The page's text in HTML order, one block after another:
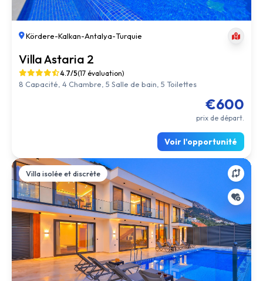
Kördere-Kalkan-Antalya-Turquie
Villa Astaria 2
4.7/5(17 évaluation)
8 Capacité, 4 Chambre, 5 Salle de bain, 5 Toilettes
€600
prix de départ.
Voir l'opportunité
Villa isolée et discrète